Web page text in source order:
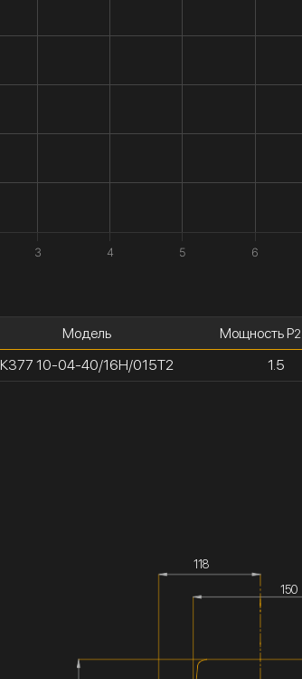
3 4 5 6
Модель
К377 10-04-40/16Н/015Т2
Мощность P2
1.5
118
150